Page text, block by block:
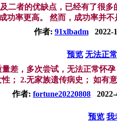
二者的优缺点，已经有了很
功率更高。 然而，成功率并
作者: 91xlbadm2022-
预览 无法正
差，多次尝试，无法正常怀
性； 2.无家族遗传病史； 如有
作者: fortune20220808 2022-
预览 我